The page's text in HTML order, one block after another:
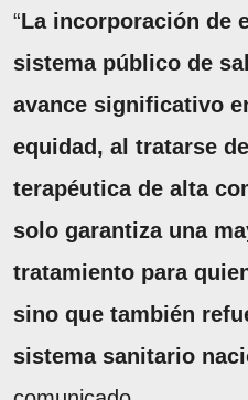
“La incorporación de
sistema público de
avance significativo
equidad, al tratarse
terapéutica de alta
solo garantiza una
tratamiento para
sino que también
sistema sanitario